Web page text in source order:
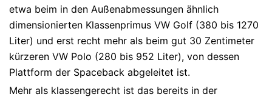
etwa beim in den Außenabmessungen ähnlich
dimensionierten Klassenprimus VW Golf (380 bis 1270
Liter) und erst recht mehr als beim gut 30 Zentimeter
kürzeren VW Polo (280 bis 952 Liter), von dessen
Plattform der Spaceback abgeleitet ist.
Mehr als klassengerecht ist das bereits in der